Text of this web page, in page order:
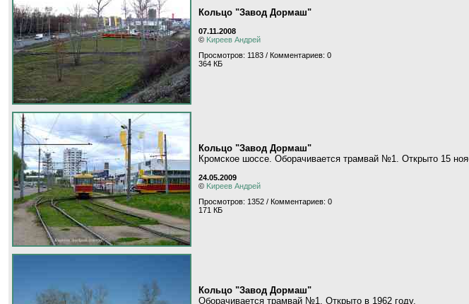
Кольцо "Завод Дормаш"
07.11.2008
© Kиpeeв Aндpeй
Просмотров: 1183 / Комментариев: 0
364 КБ
Кольцо "Завод Дормаш"
Кромское шоссе. Оборачивается трамвай №1. Открыто 15
24.05.2009
© Kиpeeв Aндpeй
Просмотров: 1352 / Комментариев: 0
171 КБ
Кольцо "Завод Дормаш"
Оборачивается трамвай №1. Открыто в 1962 году.